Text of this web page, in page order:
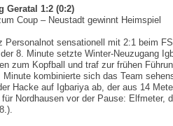
Geratal 1:2 (0:2)
Coup – Neustadt gewinnt Heimspiel
Personalnot sensationell mit 2:1 beim
8. Minute setzte Winter-Neuzugang
zum Kopfball und traf zur frühen
kombinierte sich das Team
Hacke auf Igbariya ab, der aus 14
Nordhausen vor der Pause: Elfmeter,